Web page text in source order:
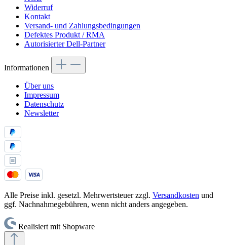
Widerruf
Kontakt
Versand- und Zahlungsbedingungen
Defektes Produkt / RMA
Autorisierter Dell-Partner
Informationen
Über uns
Impressum
Datenschutz
Newsletter
Alle Preise inkl. gesetzl. Mehrwertsteuer zzgl. Versandkosten und
ggf. Nachnahmegebühren, wenn nicht anders angegeben.
Realisiert mit Shopware